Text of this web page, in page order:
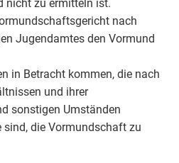
nicht zu ermitteln ist.
nach
Jugendamtes den Vormund
in Betracht kommen, die nach
und ihrer
sonstigen Umständen
sind, die Vormundschaft zu